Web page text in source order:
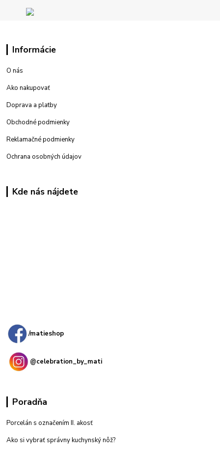
Informácie
O nás
Ako nakupovať
Doprava a platby
Obchodné podmienky
Reklamačné podmienky
Ochrana osobných údajov
Kde nás nájdete
/matieshop
@celebration_by_mati
Poradňa
Porcelán s označením II. akosť
Ako si vybrať správny kuchynský nôž?